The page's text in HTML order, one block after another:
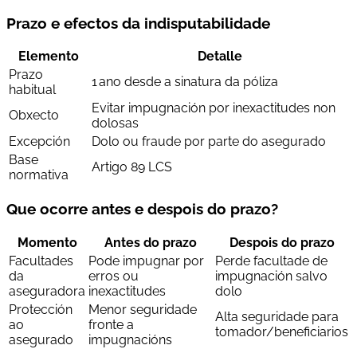
Prazo e efectos da indisputabilidade
Elemento
Detalle
Prazo
habitual
1 ano desde a sinatura da póliza
Obxecto
Evitar impugnación por inexactitudes non
dolosas
Excepción
Dolo ou fraude por parte do asegurado
Base
normativa
Artigo 89 LCS
Que ocorre antes e despois do prazo?
Momento Antes do prazo
Despois do prazo
Facultades
da
aseguradora
Pode impugnar por
erros ou
inexactitudes
Perde facultade de
impugnación salvo
dolo
Protección
ao
asegurado
Menor seguridade
fronte a
impugnacións
Alta seguridade para
tomador/beneficiarios